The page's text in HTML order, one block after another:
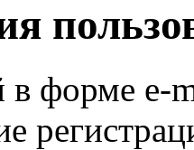
форме e-